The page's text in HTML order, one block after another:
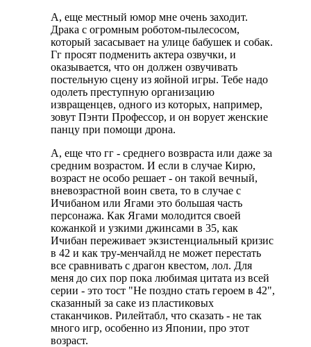
А, еще местный юмор мне очень заходит.
Драка с огромным роботом-пылесосом,
который засасывает на улице бабушек и собак.
Гг просят подменить актера озвучки, и
оказывается, что он должен озвучивать
постельную сцену из яойной игры. Тебе надо
одолеть преступную организацию
извращенцев, одного из которых, например,
зовут Пэнти Профессор, и он ворует женские
панцу при помощи дрона.
А, еще что гг - среднего возвраста или даже за
средним возрастом. И если в случае Кирю,
возраст не особо решает - он такой вечный,
вневозрастной воин света, то в случае с
Ичибаном или Ягами это большая часть
персонажа. Как Ягами молодится своей
кожанкой и узкими джинсами в 35, как
Ичибан переживает экзистенциальный кризис
в 42 и как тру-менчайлд не может перестать
все сравнивать с драгон квестом, лол. Для
меня до сих пор пока любимая цитата из всей
серии - это тост "Не поздно стать героем в 42",
сказанный за саке из пластиковых
стаканчиков. Рилейтабл, что сказать - не так
много игр, особенно из Японии, про этот
возраст.